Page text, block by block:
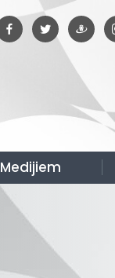
Medijiem